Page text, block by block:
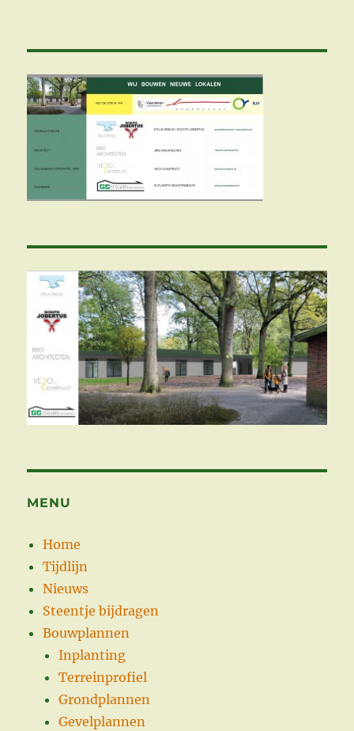
MENU
Home
Tijdlijn
Nieuws
Steentje bijdragen
Bouwplannen
Inplanting
Terreinprofiel
Grondplannen
Gevelplannen